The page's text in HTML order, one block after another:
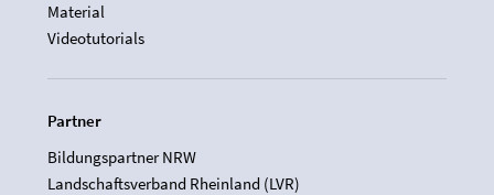
Material
Videotutorials
Partner
Bildungspartner NRW
Landschaftsverband Rheinland (LVR)